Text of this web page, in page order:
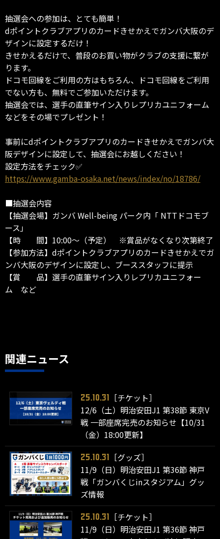
抽選会への参加は、とても簡単！
dポイントクラブアプリのカードきせかえでガンバ大阪のデ
ザインに設定するだけ！
きせかえるだけで、普段のお買い物がクラブの支援に繋が
ります。
ドコモ回線をご利用の方はもちろん、ドコモ回線をご利用
でない方も、無料でご参加いただけます。
抽選会では、選手の直筆サイン入りレプリカユニフォーム
などをその場でプレゼント！
事前にdポイントクラブアプリのカードきせかえでガンバ大
阪デザインに設定して、抽選会にお越しください！
設定方法をチェック✅
https://www.gamba-osaka.net/news/index/no/18786/
■抽選会内容
【抽選会場】ガンバ Well-being パーク内「 NTTドコモブ
ース」
【時 間】10:00～（予定） ※賞品がなくなり次第終了
【参加方法】dポイントクラブアプリのカードきせかえでガ
ンバ大阪のデザインに設定し、ブーススタッフに提示
【賞 品】選手の直筆サイン入りレプリカユニフォー
ム など
関連ニュース
25.10.31
［チケット］
12/6（土）明治安田J1 第38節 東京V
戦 一部座席完売のお知らせ【10/31
（金）18:00更新】
25.10.31
［グッズ］
11/9（日）明治安田J1 第36節 神戸
戦「ガンバくじinスタジアム」グッ
ズ情報
25.10.31
［チケット］
11/9（日）明治安田J1 第36節 神戸